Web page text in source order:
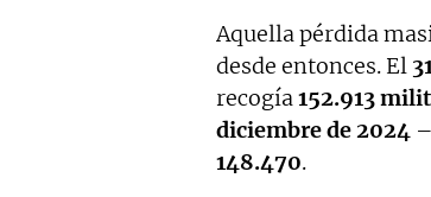
Aquella pérdida
desde entonces. El
recogía152.913
diciembre de 2024
148.470.